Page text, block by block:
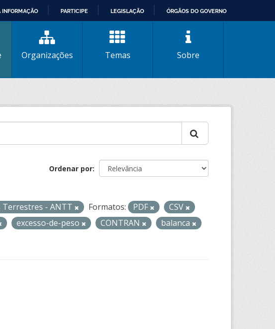
INFORMAÇÃO PARTICIPE LEGISLAÇÃO ÓRGÃOS DO GOVERNO
Organizações Temas Sobre
Ordenar por
Terrestres - ANTT Formatos: PDF
CSV
excesso-de-peso CONTRAN
balanca